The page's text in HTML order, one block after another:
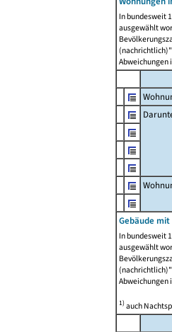
In bundesweit
ausgewählt
Abweichungen
Gebäude
In bundesweit
ausgewählt
Abweichungen
1)auch